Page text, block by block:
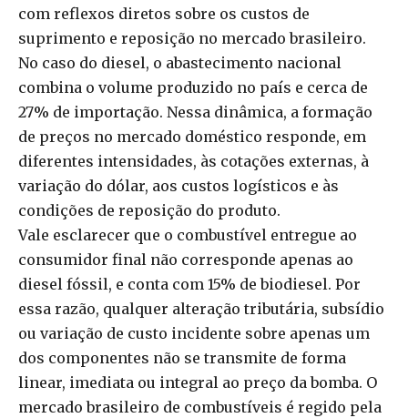
com reflexos diretos sobre os custos de
suprimento e reposição no mercado brasileiro.
No caso do diesel, o abastecimento nacional
combina o volume produzido no país e cerca de
27% de importação. Nessa dinâmica, a formação
de preços no mercado doméstico responde, em
diferentes intensidades, às cotações externas, à
variação do dólar, aos custos logísticos e às
condições de reposição do produto.
Vale esclarecer que o combustível entregue ao
consumidor final não corresponde apenas ao
diesel fóssil, e conta com 15% de biodiesel. Por
essa razão, qualquer alteração tributária, subsídio
ou variação de custo incidente sobre apenas um
dos componentes não se transmite de forma
linear, imediata ou integral ao preço da bomba. O
mercado brasileiro de combustíveis é regido pela